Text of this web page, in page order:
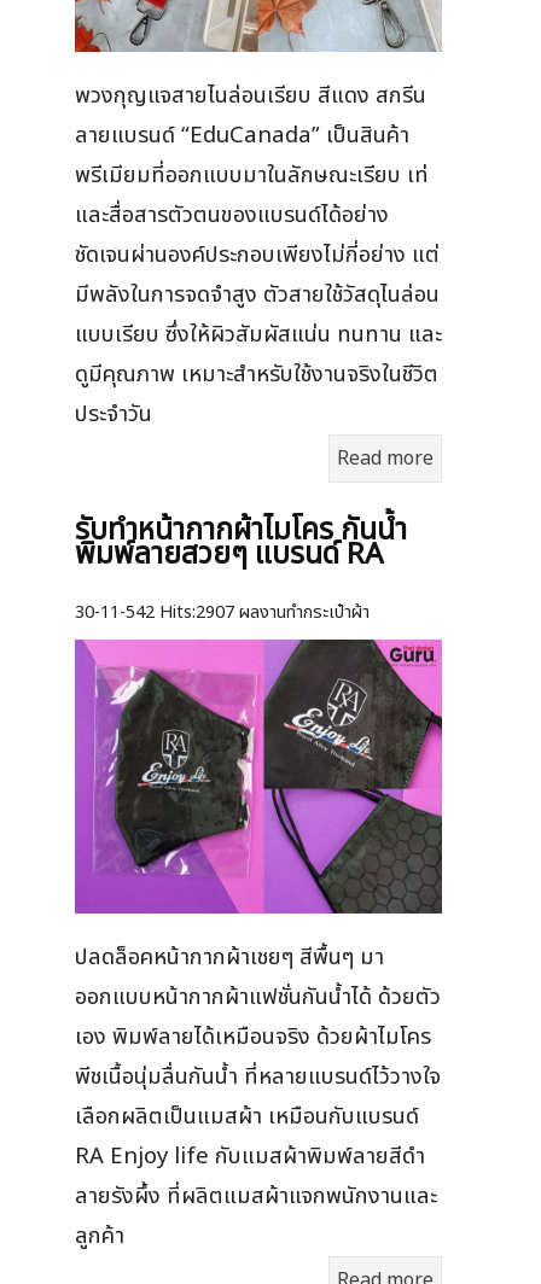
พวงกุญแจสายไนล่อนเรียบ สีแดง สกรีน
ลายแบรนด์ “EduCanada” เป็นสินค้า
พรีเมียมที่ออกแบบมาในลักษณะเรียบ เท่
และสื่อสารตัวตนของแบรนด์ได้อย่าง
ชัดเจนผ่านองค์ประกอบเพียงไม่กี่อย่าง แต่
มีพลังในการจดจำสูง ตัวสายใช้วัสดุไนล่อน
แบบเรียบ ซึ่งให้ผิวสัมผัสแน่น ทนทาน และ
ดูมีคุณภาพ เหมาะสำหรับใช้งานจริงในชีวิต
ประจำวัน
Read more
รับทำหน้ากากผ้าไมโคร กันน้ำ
พิมพ์ลายสวยๆ แบรนด์ RA
30-11-542 Hits:2907 ผลงานทำกระเป๋าผ้า
ปลดล็อคหน้ากากผ้าเชยๆ สีพื้นๆ มา
ออกแบบหน้ากากผ้าแฟชั่นกันน้ำได้ ด้วยตัว
เอง พิมพ์ลายได้เหมือนจริง ด้วยผ้าไมโคร
พีชเนื้อนุ่มลื่นกันน้ำ ที่หลายแบรนด์ไว้วางใจ
เลือกผลิตเป็นแมสผ้า เหมือนกับแบรนด์
RA Enjoy life กับแมสผ้าพิมพ์ลายสีดำ
ลายรังผึ้ง ที่ผลิตแมสผ้าแจกพนักงานและ
ลูกค้า